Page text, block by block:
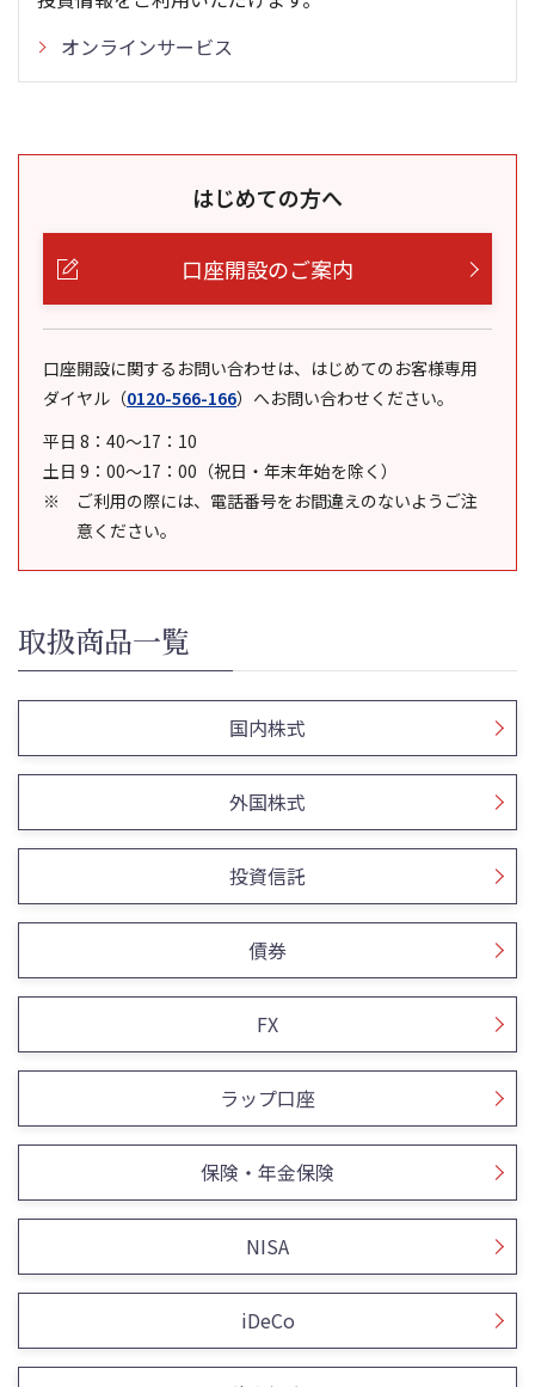
オンラインサービス
はじめての方へ
口座開設のご案内
口座開設に関するお問い合わせは、はじめてのお客様専用
ダイヤル （0120-566-166） へお問い合わせください。
平日 8：40～17：10
土日 9：00～17：00（祝日・年末年始を除く）
ご利用の際には、電話番号をお間違えのないようご注
意ください。
取扱商品一覧
国内株式
外国株式
投資信託
債券
FX
ラップ口座
保険・年金保険
NISA
iDeCo